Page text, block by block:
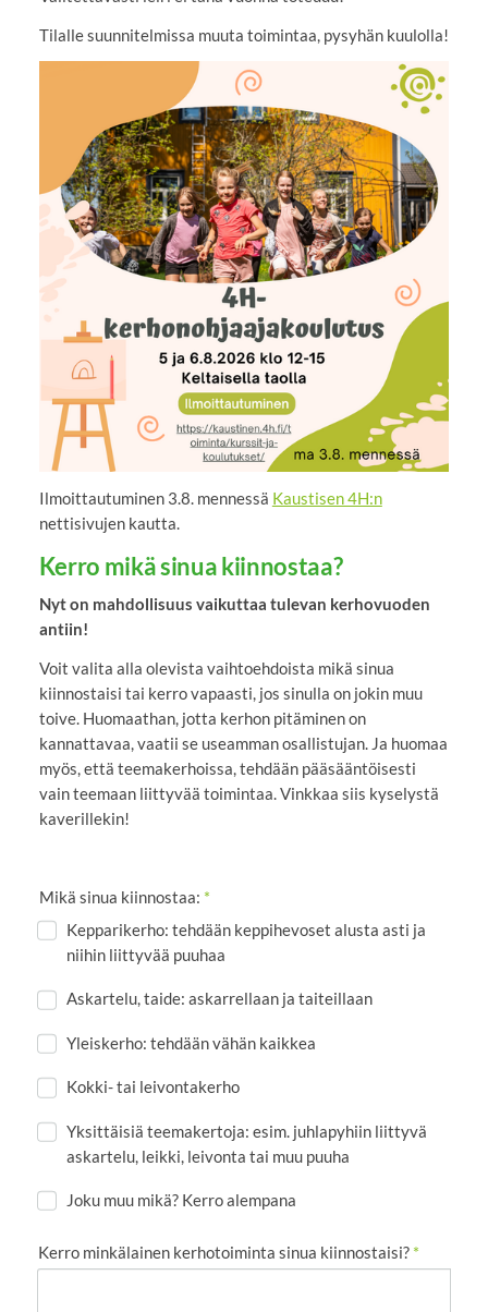
Tilalle suunnitelmissa muuta toimintaa, pysyhän kuulolla!
Ilmoittautuminen 3.8. mennessä Kaustisen 4H:n
nettisivujen kautta.
Kerro mikä sinua kiinnostaa?
Nyt on mahdollisuus vaikuttaa tulevan kerhovuoden
antiin!
Voit valita alla olevista vaihtoehdoista mikä sinua
kiinnostaisi tai kerro vapaasti, jos sinulla on jokin muu
toive. Huomaathan, jotta kerhon pitäminen on
kannattavaa, vaatii se useamman osallistujan. Ja huomaa
myös, että teemakerhoissa, tehdään pääsääntöisesti
vain teemaan liittyvää toimintaa. Vinkkaa siis kyselystä
kaverillekin!
Mikä sinua kiinnostaa: *
Kepparikerho: tehdään keppihevoset alusta asti ja
niihin liittyvää puuhaa
Askartelu, taide: askarrellaan ja taiteillaan
Yleiskerho: tehdään vähän kaikkea
Kokki- tai leivontakerho
Yksittäisiä teemakertoja: esim. juhlapyhiin liittyvä
askartelu, leikki, leivonta tai muu puuha
Joku muu mikä? Kerro alempana
Kerro minkälainen kerhotoiminta sinua kiinnostaisi? *